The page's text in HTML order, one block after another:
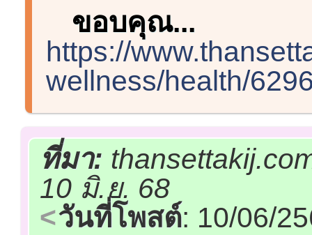
ขอบคุณ...
https://
wellness/health/
ที่มา:
10 มิ.ย. 68
วันที่โพสต์: 10/06/